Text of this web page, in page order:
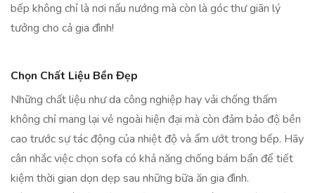
bếp không chỉ là nơi nấu nướng mà còn là góc thư giãn lý
tưởng cho cả gia đình!
Chọn Chất Liệu Bền Đẹp
Những chất liệu như da công nghiệp hay vải chống thấm
không chỉ mang lại vẻ ngoài hiện đại mà còn đảm bảo độ bền
cao trước sự tác động của nhiệt độ và ẩm ướt trong bếp. Hãy
cân nhắc việc chọn sofa có khả năng chống bám bẩn để tiết
kiệm thời gian dọn dẹp sau những bữa ăn gia đình.